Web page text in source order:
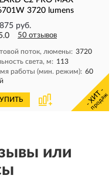
3720 lumens
руб.
50 отзывов
поток, люмены: 3720
света, м: 113
работы (мин. режим): 60
- ХИТ -
продаж
или